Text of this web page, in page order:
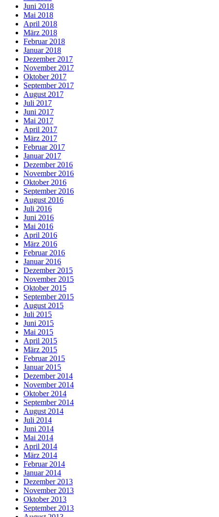
Juni 2018
Mai 2018
April 2018
März 2018
Februar 2018
Januar 2018
Dezember 2017
November 2017
Oktober 2017
September 2017
August 2017
Juli 2017
Juni 2017
Mai 2017
April 2017
März 2017
Februar 2017
Januar 2017
Dezember 2016
November 2016
Oktober 2016
September 2016
August 2016
Juli 2016
Juni 2016
Mai 2016
April 2016
März 2016
Februar 2016
Januar 2016
Dezember 2015
November 2015
Oktober 2015
September 2015
August 2015
Juli 2015
Juni 2015
Mai 2015
April 2015
März 2015
Februar 2015
Januar 2015
Dezember 2014
November 2014
Oktober 2014
September 2014
August 2014
Juli 2014
Juni 2014
Mai 2014
April 2014
März 2014
Februar 2014
Januar 2014
Dezember 2013
November 2013
Oktober 2013
September 2013